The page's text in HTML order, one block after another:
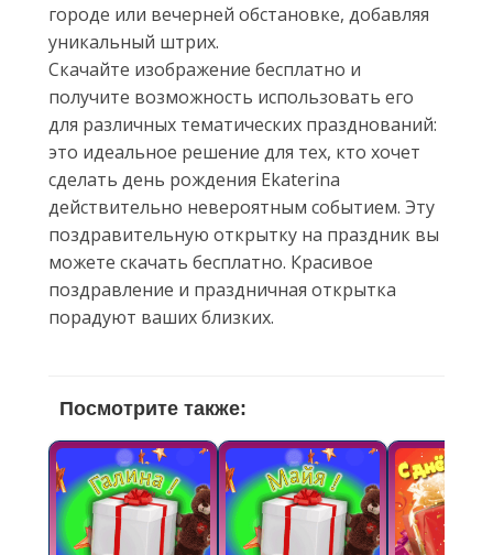
городе или вечерней обстановке, добавляя
уникальный штрих.
Скачайте изображение бесплатно и
получите возможность использовать его
для различных тематических празднований:
это идеальное решение для тех, кто хочет
сделать день рождения Ekaterina
действительно невероятным событием. Эту
поздравительную открытку на праздник вы
можете скачать бесплатно. Красивое
поздравление и праздничная открытка
порадуют ваших близких.
Посмотрите также: